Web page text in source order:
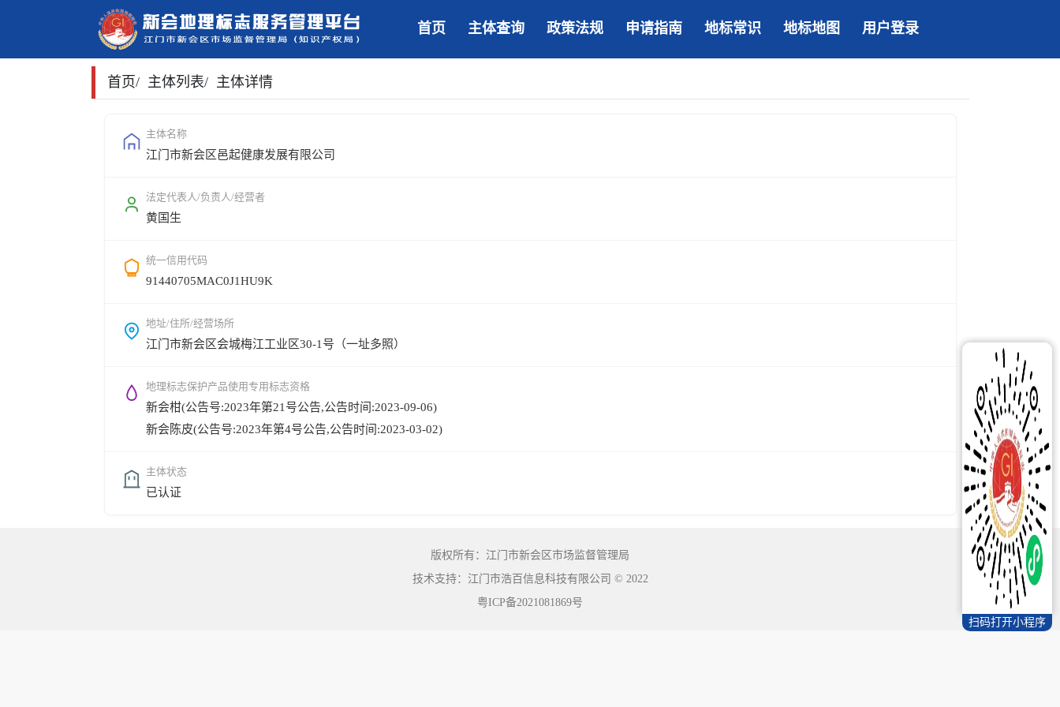
首页 主体查询 政策法规 申请指南 地标常识 地标地图 用户登录
首页/ 主体列表/ 主体详情
主体名称
江门市新会区邑起健康发展有限公司
法定代表人/负责人/经营者
黄国生
统一信用代码
91440705MAC0J1HU9K
地址/住所/经营场所
江门市新会区会城梅江工业区30-1号（一址多照）
地理标志保护产品使用专用标志资格
新会柑(公告号:2023年第21号公告,公告时间:2023-09-06)
新会陈皮(公告号:2023年第4号公告,公告时间:2023-03-02)
主体状态
已认证
扫码打开小程序
版权所有：江门市新会区市场监督管理局
技术支持：江门市浩百信息科技有限公司 © 2022
粤ICP备2021081869号